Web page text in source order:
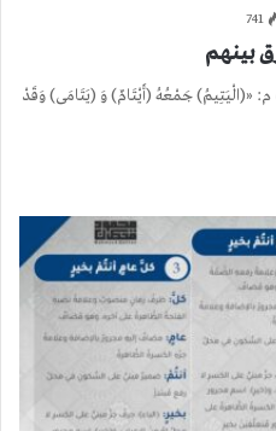
741
بينهم
«(الْيَتِيمُ) جَمْعُهُ (أَيْتَامٌ) وَ (يَتَامَى) وَقَدْ